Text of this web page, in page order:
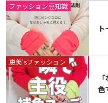
ファッション豆知識
恵美'sファッション
色